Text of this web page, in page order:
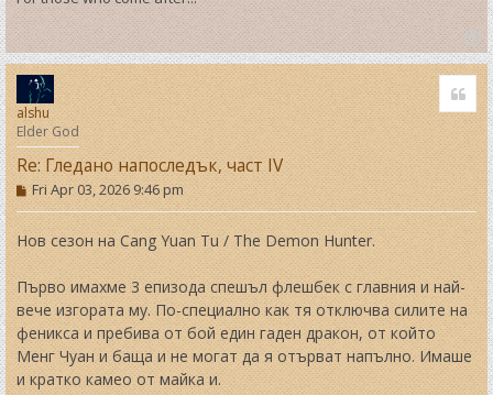
T
o
p
alshu
Elder God
Re: Гледано напоследък, част IV
P
o
s
t
Fri Apr 03, 2026 9:46 pm
Нов сезон на Cang Yuan Tu / The Demon Hunter.
Първо имахме 3 епизода спешъл флешбек с главния и най-
вече изгората му. По-специално как тя отключва силите на
феникса и пребива от бой един гаден дракон, от който
Менг Чуан и баща и не могат да я отърват напълно. Имаше
и кратко камео от майка и.